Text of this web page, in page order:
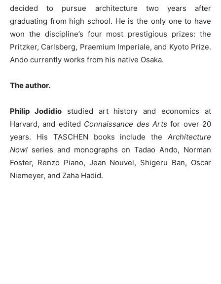
decided to pursue architecture two years after
graduating from high school. He is the only one to have
won the discipline’s four most prestigious prizes: the
Pritzker, Carlsberg, Praemium Imperiale, and Kyoto Prize.
Ando currently works from his native Osaka.
The author.
Philip Jodidiostudied art history and economics at
Harvard, and edited Connaissance des Artsfor over 20
years. His TASCHEN books include the Architecture
Now! series and monographs on Tadao Ando, Norman
Foster, Renzo Piano, Jean Nouvel, Shigeru Ban, Oscar
Niemeyer, and Zaha Hadid.